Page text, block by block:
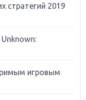
стратегий 2019
игровым